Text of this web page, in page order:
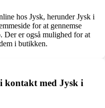
hos Jysk, herunder Jysk i
for at gennemse
Der er også mulighed for at
i butikken.
kontakt med Jysk i